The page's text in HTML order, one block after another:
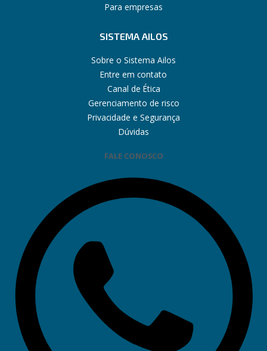
Para empresas
SISTEMA AILOS
Sobre o Sistema Ailos
Entre em contato
Canal de Ética
Gerenciamento de risco
Privacidade e Segurança
Dúvidas
FALE CONOSCO